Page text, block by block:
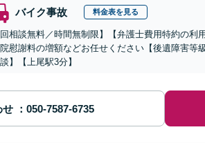
バイク事故 料金表を見る
回相談無料／時間無制限】【弁護士費用特約の
慰謝料の増額などお任せください【後遺障害
】【上尾駅3分】
せ